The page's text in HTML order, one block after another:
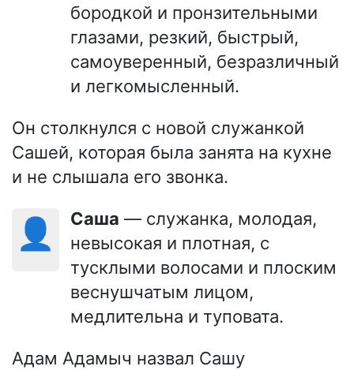
бородкой и пронзительными
глазами, резкий, быстрый,
самоуверенный, безразличный
и легкомысленный.
Он столкнулся с новой служанкой
Сашей, которая была занята на кухне
и не слышала его звонка.
👤 Саша — служанка, молодая,
невысокая и плотная, с
тусклыми волосами и плоским
веснушчатым лицом,
медлительна и туповата.
Адам Адамыч назвал Сашу